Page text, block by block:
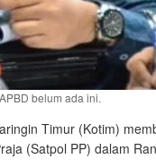
belum ada ini.
Timur (Kotim)
(Satpol PP) dalam